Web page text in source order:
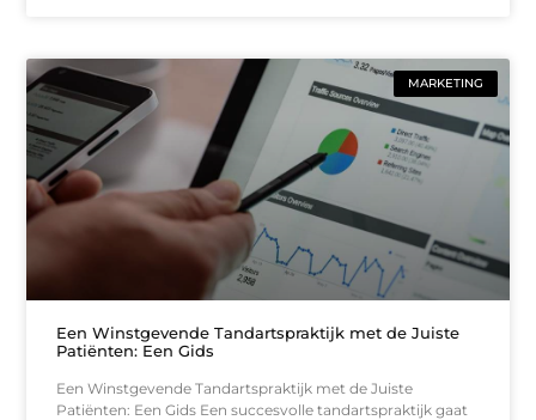
MARKETING
Een Winstgevende Tandartspraktijk met de Juiste
Patiënten: Een Gids
Een Winstgevende Tandartspraktijk met de Juiste
Patiënten: Een Gids Een succesvolle tandartspraktijk gaat